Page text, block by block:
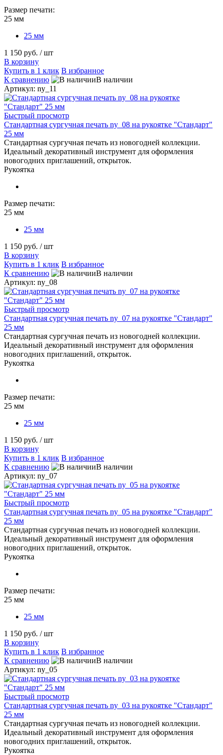
Размер печати:
25 мм
25 мм
1 150 руб. / шт
В корзину
Купить в 1 клик В избранное
К сравнению
В наличии
Артикул: ny_11
Быстрый просмотр
Стандартная сургучная печать ny_08 на рукоятке "Стандарт"
25 мм
Стандартная сургучная печать из новогодней коллекции.
Идеальный декоративный инструмент для оформления
новогодних приглашений, открыток.
Рукоятка
Размер печати:
25 мм
25 мм
1 150 руб. / шт
В корзину
Купить в 1 клик В избранное
К сравнению
В наличии
Артикул: ny_08
Быстрый просмотр
Стандартная сургучная печать ny_07 на рукоятке "Стандарт"
25 мм
Стандартная сургучная печать из новогодней коллекции.
Идеальный декоративный инструмент для оформления
новогодних приглашений, открыток.
Рукоятка
Размер печати:
25 мм
25 мм
1 150 руб. / шт
В корзину
Купить в 1 клик В избранное
К сравнению
В наличии
Артикул: ny_07
Быстрый просмотр
Стандартная сургучная печать ny_05 на рукоятке "Стандарт"
25 мм
Стандартная сургучная печать из новогодней коллекции.
Идеальный декоративный инструмент для оформления
новогодних приглашений, открыток.
Рукоятка
Размер печати:
25 мм
25 мм
1 150 руб. / шт
В корзину
Купить в 1 клик В избранное
К сравнению
В наличии
Артикул: ny_05
Быстрый просмотр
Стандартная сургучная печать ny_03 на рукоятке "Стандарт"
25 мм
Стандартная сургучная печать из новогодней коллекции.
Идеальный декоративный инструмент для оформления
новогодних приглашений, открыток.
Рукоятка